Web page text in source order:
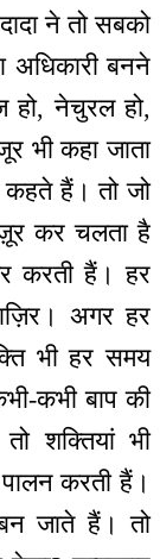
ने तो सबको
बनने
हो, नेचुरल हो,
भी कहा जाता
कहते हैं। तो जो
कर चलता है
करती हैं। हर
अगर हर
भी हर समय
कभी बाप की
शक्तियां भी
करती हैं।
जाते हैं। तो